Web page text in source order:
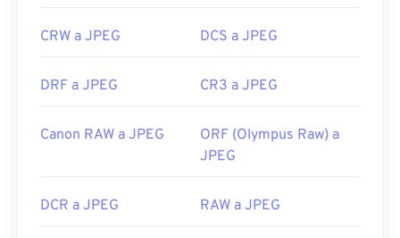
CRW a JPEG DCS a JPEG
DRF a JPEG CR3 a JPEG
Canon RAW a JPEG
ORF (Olympus Raw) a
JPEG
DCR a JPEG RAW a JPEG